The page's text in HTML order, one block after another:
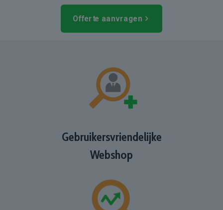
Offerte aanvragen
Gebruikersvriendelijke
Webshop